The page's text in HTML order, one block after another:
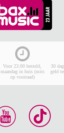
Voor 23:00 besteld,
maandag in huis (mits
op voorraad)
30
geld